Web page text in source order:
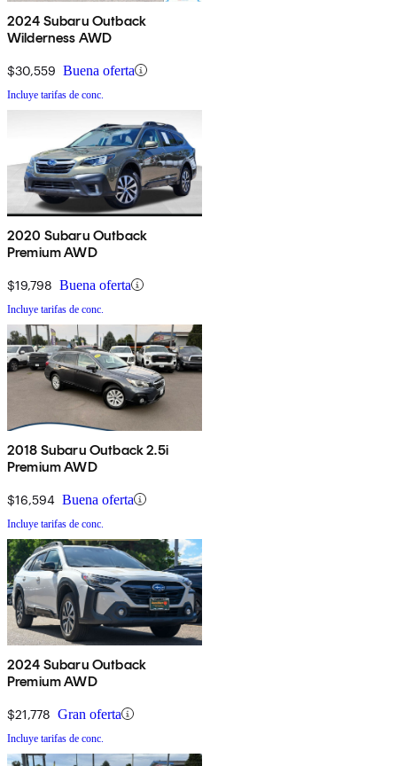
2024 Subaru Outback
Wilderness AWD
$30,559 Buena oferta
Incluye tarifas de conc.
2020 Subaru Outback
Premium AWD
$19,798 Buena oferta
Incluye tarifas de conc.
2018 Subaru Outback 2.5i
Premium AWD
$16,594 Buena oferta
Incluye tarifas de conc.
2024 Subaru Outback
Premium AWD
$21,778 Gran oferta
Incluye tarifas de conc.